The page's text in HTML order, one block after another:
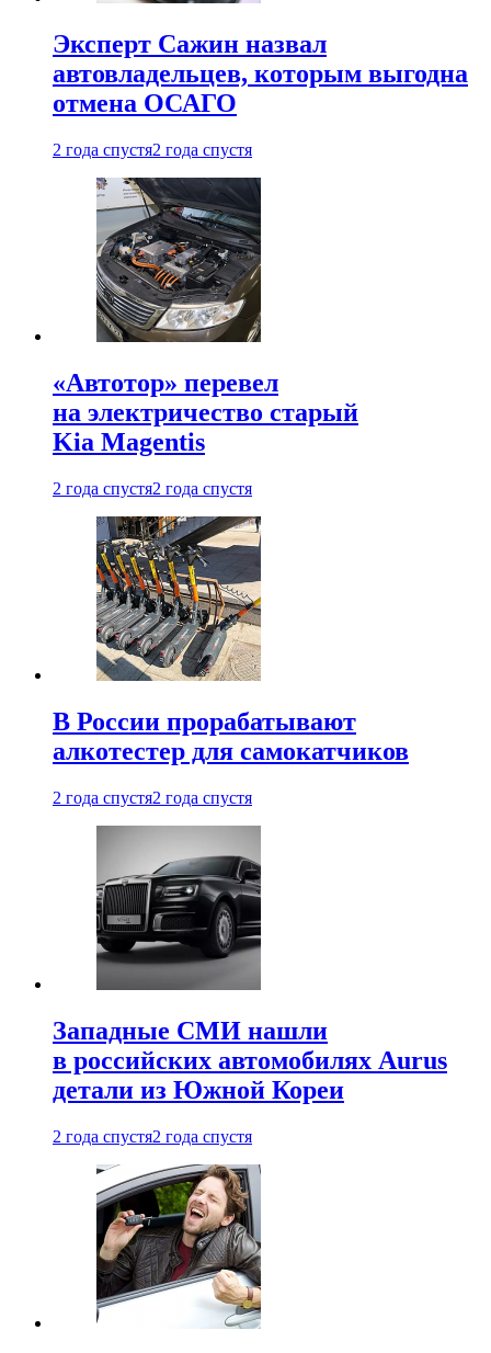
Эксперт Сажин назвал
автовладельцев, которым выгодна
отмена ОСАГО
2 года спустя2 года спустя
«Автотор» перевел
на электричество старый
Kia Magentis
2 года спустя2 года спустя
В России прорабатывают
алкотестер для самокатчиков
2 года спустя2 года спустя
Западные СМИ нашли
в российских автомобилях Aurus
детали из Южной Кореи
2 года спустя2 года спустя